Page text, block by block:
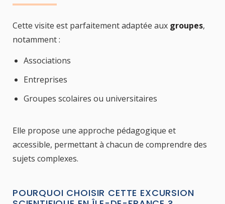
Cette visite est parfaitement adaptée aux groupes,
notamment :
Associations
Entreprises
Groupes scolaires ou universitaires
Elle propose une approche pédagogique et
accessible, permettant à chacun de comprendre des
sujets complexes.
POURQUOI CHOISIR CETTE EXCURSION